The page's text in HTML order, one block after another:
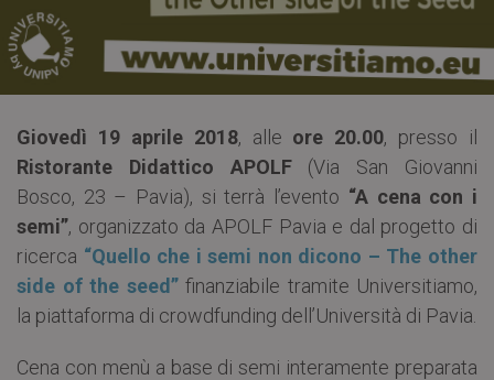
Giovedì 19 aprile 2018, alle ore 20.00, presso il
Ristorante Didattico APOLF(Via San Giovanni
Bosco, 23 – Pavia), si terrà l’evento “A cena con i
semi”, organizzato da APOLF Pavia e dal progetto di
ricerca “Quello che i semi non dicono – The other
side of the seed”finanziabile tramite Universitiamo,
la piattaforma di crowdfunding dell’Università di Pavia.
Cena con menù a base di semi interamente preparata